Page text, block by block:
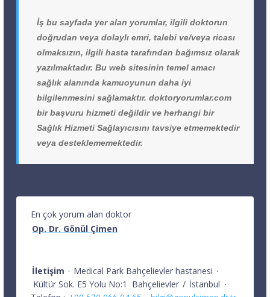
İş bu sayfada yer alan yorumlar, ilgili doktorun
doğrudan veya dolaylı emri, talebi ve/veya ricası
olmaksızın, ilgili hasta tarafından bağımsız olarak
yazılmaktadır. Bu web sitesinin temel amacı
sağlık alanında kamuoyunun daha iyi
bilgilenmesini sağlamaktır. doktoryorumlar.com
bir başvuru hizmeti değildir ve herhangi bir
Sağlık Hizmeti Sağlayıcısını tavsiye etmemektedir
veya desteklememektedir.
En çok yorum alan doktor
Op. Dr. Gönül Çimen
İletişim · Medical Park Bahçelievler hastanesi ·
Kültür Sok. E5 Yolu No:1
Bahçelievler / İstanbul ·